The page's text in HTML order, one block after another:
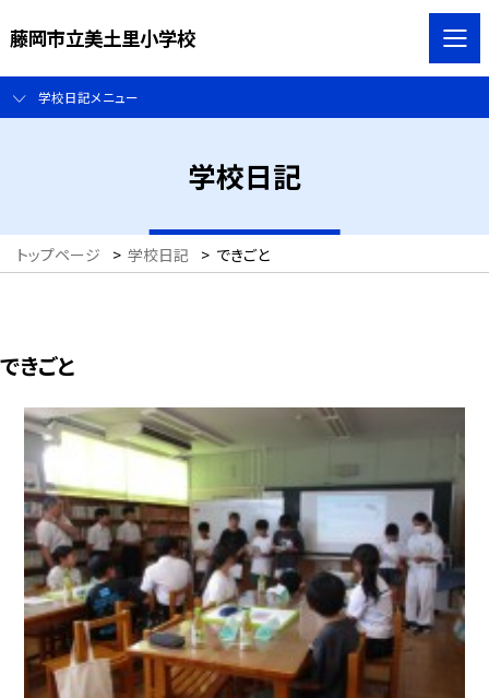
藤岡市立美土里小学校
学校日記メニュー
学校日記
トップページ > 学校日記 > できごと
できごと